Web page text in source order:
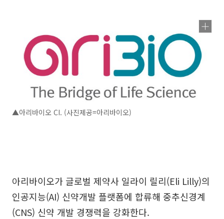
▲아리바이오 CI. (사진제공=아리바이오)
아리바이오가 글로벌 제약사 일라이 릴리(Eli Lilly)의
인공지능(AI) 신약개발 플랫폼에 합류해 중추신경계
(CNS) 신약 개발 경쟁력을 강화한다.